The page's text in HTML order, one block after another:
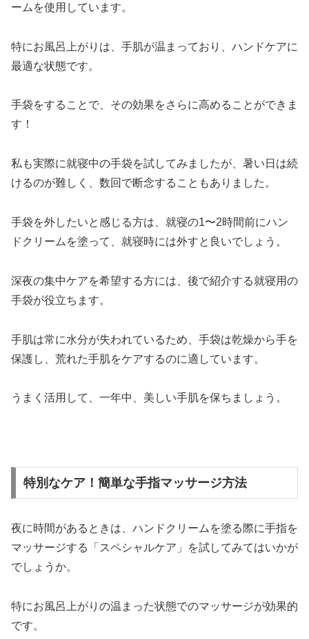
ームを使用しています。
特にお風呂上がりは、手肌が温まっており、ハンドケアに
最適な状態です。
手袋をすることで、その効果をさらに高めることができま
す！
私も実際に就寝中の手袋を試してみましたが、暑い日は続
けるのが難しく、数回で断念することもありました。
手袋を外したいと感じる方は、就寝の1〜2時間前にハン
ドクリームを塗って、就寝時には外すと良いでしょう。
深夜の集中ケアを希望する方には、後で紹介する就寝用の
手袋が役立ちます。
手肌は常に水分が失われているため、手袋は乾燥から手を
保護し、荒れた手肌をケアするのに適しています。
うまく活用して、一年中、美しい手肌を保ちましょう。
特別なケア！簡単な手指マッサージ方法
夜に時間があるときは、ハンドクリームを塗る際に手指を
マッサージする「スペシャルケア」を試してみてはいかが
でしょうか。
特にお風呂上がりの温まった状態でのマッサージが効果的
です。